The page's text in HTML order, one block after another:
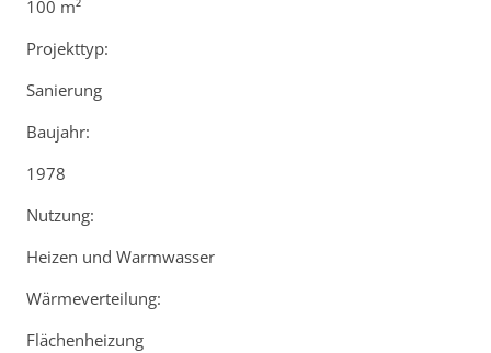
100 m²
Projekttyp:
Sanierung
Baujahr:
1978
Nutzung:
Heizen und Warmwasser
Wärmeverteilung:
Flächenheizung